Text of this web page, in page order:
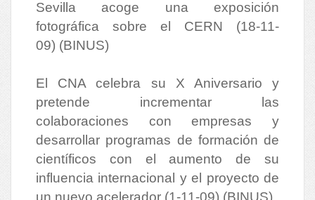
Sevilla acoge una exposición
fotográfica sobre el CERN (18-11-
09) (BINUS)
El CNA celebra su X Aniversario y
pretende incrementar las
colaboraciones con empresas y
desarrollar programas de formación de
científicos con el aumento de su
influencia internacional y el proyecto de
un nuevo acelerador (1-11-09) (BINUS)